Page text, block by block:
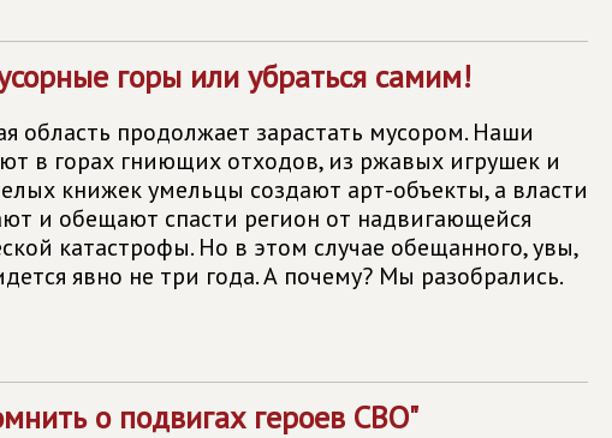
горы или убраться самим!
область продолжает зарастать мусором. Наши
в горах гниющих отходов, из ржавых игрушек и
книжек умельцы создают арт-объекты, а власти
и обещают спасти регион от надвигающейся
катастрофы. Но в этом случае обещанного, увы,
явно не три года. А почему? Мы разобрались.
о подвигах героев СВО"